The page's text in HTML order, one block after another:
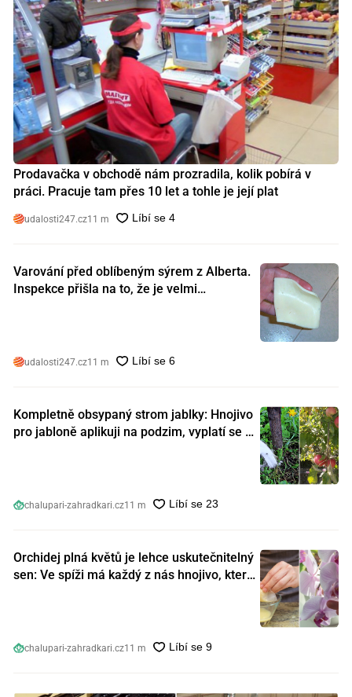
Prodavačka v obchodě nám prozradila, kolik pobírá v
práci. Pracuje tam přes 10 let a tohle je její plat
udalosti247.cz11 m
Varování před oblíbeným sýrem z Alberta.
Inspekce přišla na to, že je velmi
udalosti247.cz11 m
Kompletně obsypaný strom jablky: Hnojivo
pro jabloně aplikuji na podzim, vyplatí se s
chalupari-zahradkari.cz11 m
Orchidej plná květů je lehce uskutečnitelný
sen: Ve spíži má každý z nás hnojivo, které
chalupari-zahradkari.cz11 m